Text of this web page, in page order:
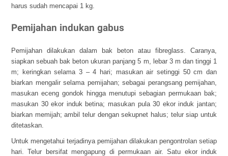
harus sudah mencapai 1 kg.
Pemijahan indukan gabus
Pemijahan dilakukan dalam bak beton atau fibreglass. Caranya,
siapkan sebuah bak beton ukuran panjang 5 m, lebar 3 m dan tinggi 1
m; keringkan selama 3 – 4 hari; masukan air setinggi 50 cm dan
biarkan mengalir selama pemijahan; sebagai perangsang pemijahan,
masukan eceng gondok hingga menutupi sebagian permukaan bak;
masukan 30 ekor induk betina; masukan pula 30 ekor induk jantan;
biarkan memijah; ambil telur dengan sekupnet halus; telur siap untuk
ditetaskan.
Untuk mengetahui terjadinya pemijahan dilakukan pengontrolan setiap
hari. Telur bersifat mengapung di permukaan air. Satu ekor induk